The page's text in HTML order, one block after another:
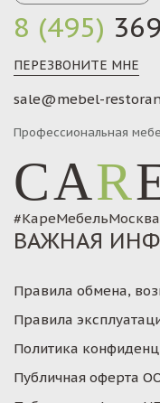
8 (495)
ПЕРЕЗВОНИТЕ МНЕ
sale@mebel-
Профессиональная
CAR
#КареМебельМосква
ВАЖНАЯ
Правила обмена,
Правила
Политика
Публичная оферта